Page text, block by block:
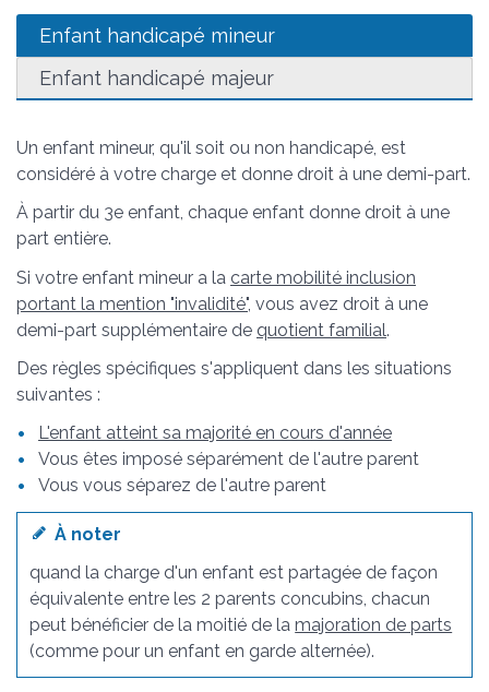
Enfant handicapé mineur
Enfant handicapé majeur
Un enfant mineur, qu'il soit ou non handicapé, est
considéré à votre charge et donne droit à une demi-part.
À partir du 3e enfant, chaque enfant donne droit à une
part entière.
Si votre enfant mineur a la carte mobilité inclusion
portant la mention "invalidité", vous avez droit à une
demi-part supplémentaire de quotient familial.
Des règles spécifiques s'appliquent dans les situations
suivantes :
L'enfant atteint sa majorité en cours d'année
Vous êtes imposé séparément de l'autre parent
Vous vous séparez de l'autre parent
À noter
quand la charge d'un enfant est partagée de façon
équivalente entre les 2 parents concubins, chacun
peut bénéficier de la moitié de lamajoration de parts
(comme pour un enfant en garde alternée).